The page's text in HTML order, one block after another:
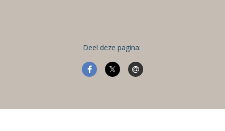
Deel deze pagina: